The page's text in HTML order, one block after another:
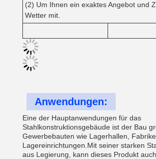
(2) Um Ihnen ein exaktes Angebot und
Wetter mit.
Anwendungen:
Eine der Hauptanwendungen für das
Stahlkonstruktionsgebäude ist der Bau
Gewerbebauten wie Lagerhallen,
Lagereinrichtungen.Mit seiner starken
aus Legierung, kann dieses Produkt